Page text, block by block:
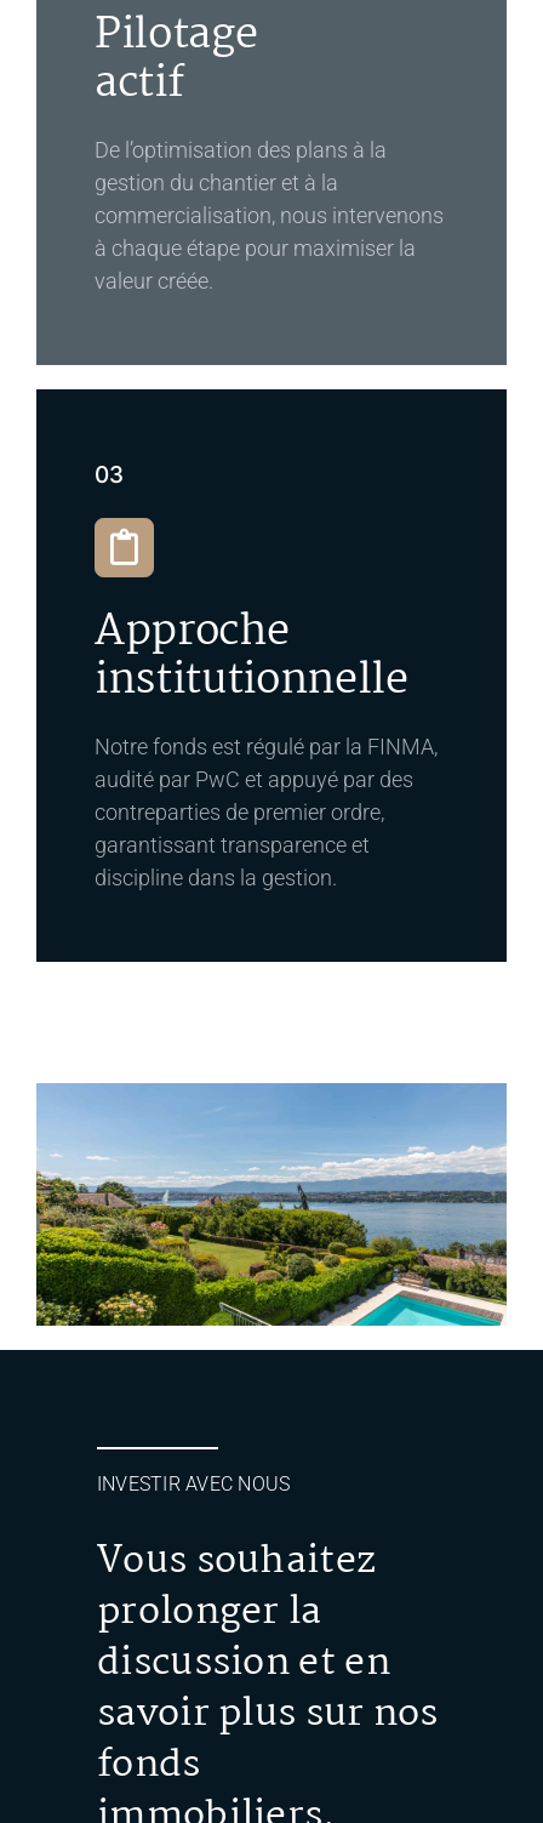
Pilotage
actif
De l’optimisation des plans à la
gestion du chantier et à la
commercialisation, nous intervenons
à chaque étape pour maximiser la
valeur créée.
03
Approche
institutionnelle
Notre fonds est régulé par la FINMA,
audité par PwC et appuyé par des
contreparties de premier ordre,
garantissant transparence et
discipline dans la gestion.
INVESTIR AVEC NOUS
Vous souhaitez
prolonger la
discussion et en
savoir plus sur nos
fonds